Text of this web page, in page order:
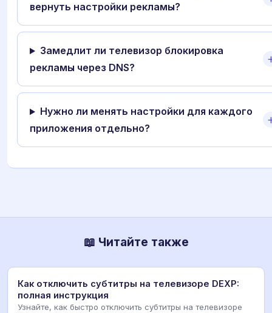
вернуть настройки рекламы?
Замедлит ли телевизор блокировка
рекламы через DNS?
Нужно ли менять настройки для каждого
приложения отдельно?
📖 Читайте также
Как отключить субтитры на телевизоре DEXP:
полная инструкция
Узнайте, как быстро отключить субтитры на телевизоре